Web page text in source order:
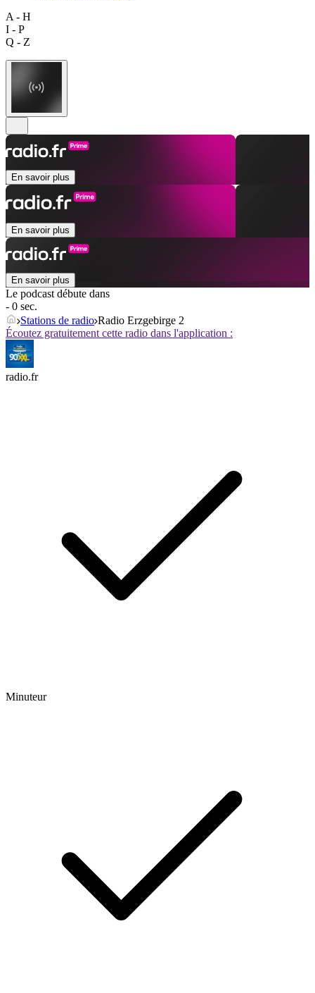
A - H
I - P
Q - Z
En savoir plus
En savoir plus
En savoir plus
Le podcast débute dans
- 0 sec.
Stations de radio Radio Erzgebirge 2
Écoutez gratuitement cette radio dans l'application :
radio.fr
Minuteur